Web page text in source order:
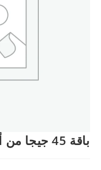
باقة 45 جيجا من أفلام ديزني والكرتون